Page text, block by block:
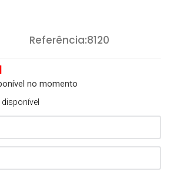
Referência:8120
no momento